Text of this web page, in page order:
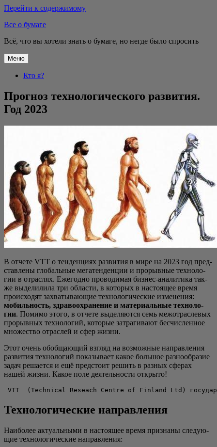
Перейти к содержимому
Все о бумаге
Всё, что вы хотели знать о бумаге, но негде было спросить
Меню
Кто я?
Прогноз технологического развития.
Год 2023
В отче­те VTT о тен­ден­ци­ях раз­ви­тия в мире на 2023 год пред­
став­ле­ны гло­баль­ные мега­тен­ден­ции и про­рыв­ные тех­но­ло­
гии в отрас­лях. Еже­год­но про­во­ди­мая биз­нес-ана­ли­ти­ка так­
же выде­ли­ли­ла три обла­сти, в кото­рых в насто­я­щее вре­мя
про­ис­хо­дят захва­ты­ва­ю­щие тех­но­ло­ги­че­ские изме­не­ния:
мобиль­ность, здра­во­охра­не­ние и мате­ри­аль­ные тех­но­ло­
гии. Поми­мо это­го, в отче­те выде­ля­ют­ся семь меж­от­рас­ле­вых
про­рыв­ных тех­но­ло­гий, кото­рые затра­ги­ва­ют бес­чис­лен­ное
мно­же­ство отрас­лей и сфер жизни.
Этот очень обоб­ща­ю­щий взгляд на воз­мож­ные направ­ле­ния
раз­ви­тия тех­но­ло­гий пока­зы­ва­ет какое боль­шое раз­но­об­ра­зие
задач реша­ет­ся и ещё пред­сто­ит решить в раз­ных сфе­рах
нашей жиз­ни. Какое поле дея­тель­но­сти открыто!
VTT  (Technical Reseach Centre of Finland Ltd)
Технологические направления
Наи­бо­лее акту­аль­ны­ми в насто­я­щее вре­мя при­зна­ны сле­ду­ю­
щие тех­но­ло­ги­че­ские направления: